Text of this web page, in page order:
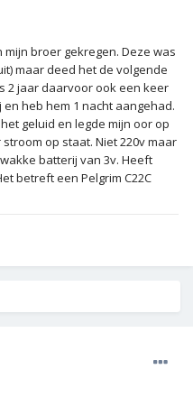
broer gekregen. Deze was
maar deed het de volgende
2 jaar daarvoor ook een keer
heb hem 1 nacht aangehad.
geluid en legde mijn oor op
op staat. Niet 220v maar
batterij van 3v. Heeft
betreft een Pelgrim C22C